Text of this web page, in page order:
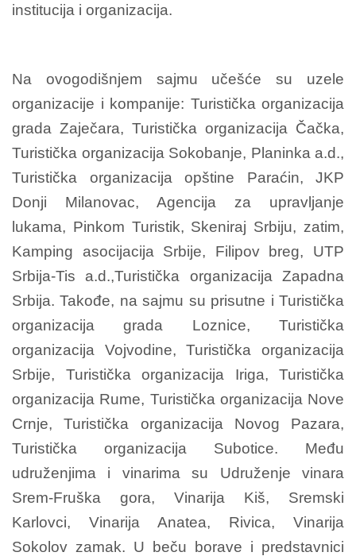
institucija i organizacija.
Na ovogodišnjem sajmu učešće su uzele
organizacije i kompanije: Turistička organizacija
grada Zaječara, Turistička organizacija Čačka,
Turistička organizacija Sokobanje, Planinka a.d.,
Turistička organizacija opštine Paraćin, JKP
Donji Milanovac, Agencija za upravljanje
lukama, Pinkom Turistik, Skeniraj Srbiju, zatim,
Kamping asocijacija Srbije, Filipov breg, UTP
Srbija-Tis a.d.,Turistička organizacija Zapadna
Srbija. Takođe, na sajmu su prisutne i Turistička
organizacija grada Loznice, Turistička
organizacija Vojvodine, Turistička organizacija
Srbije, Turistička organizacija Iriga, Turistička
organizacija Rume, Turistička organizacija Nove
Crnje, Turistička organizacija Novog Pazara,
Turistička organizacija Subotice. Među
udruženjima i vinarima su Udruženje vinara
Srem-Fruška gora, Vinarija Kiš, Sremski
Karlovci, Vinarija Anatea, Rivica, Vinarija
Sokolov zamak. U beču borave i predstavnici